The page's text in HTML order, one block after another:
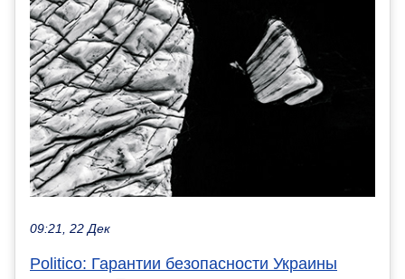
09:21, 22 Дек
Politico: Гарантии безопасности Украины